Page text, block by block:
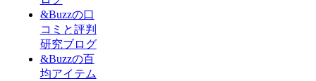
&Buzzの口
コミと評判
研究ブログ
&Buzzの百
均アイテム